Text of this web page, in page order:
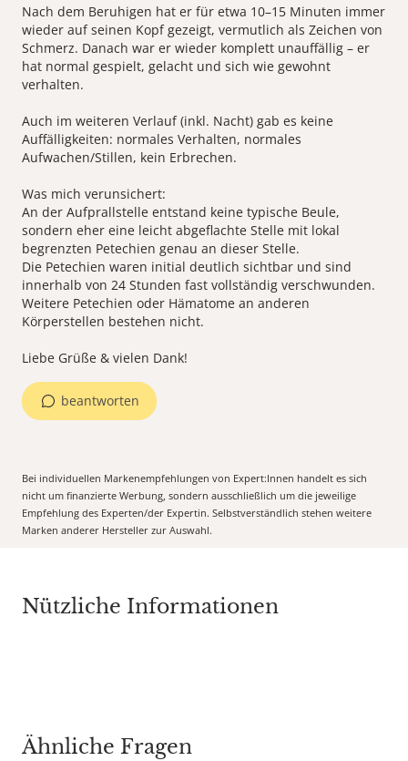
Nach dem Beruhigen hat er für etwa 10–15 Minuten immer
wieder auf seinen Kopf gezeigt, vermutlich als Zeichen von
Schmerz. Danach war er wieder komplett unauffällig – er
hat normal gespielt, gelacht und sich wie gewohnt
verhalten.
Auch im weiteren Verlauf (inkl. Nacht) gab es keine
Auffälligkeiten: normales Verhalten, normales
Aufwachen/Stillen, kein Erbrechen.
Was mich verunsichert:
An der Aufprallstelle entstand keine typische Beule,
sondern eher eine leicht abgeflachte Stelle mit lokal
begrenzten Petechien genau an dieser Stelle.
Die Petechien waren initial deutlich sichtbar und sind
innerhalb von 24 Stunden fast vollständig verschwunden.
Weitere Petechien oder Hämatome an anderen
Körperstellen bestehen nicht.
Liebe Grüße & vielen Dank!
beantworten
Bei individuellen Markenempfehlungen von Expert:Innen handelt es sich
nicht um finanzierte Werbung, sondern ausschließlich um die jeweilige
Empfehlung des Experten/der Expertin. Selbstverständlich stehen weitere
Marken anderer Hersteller zur Auswahl.
Nützliche Informationen
Ähnliche Fragen